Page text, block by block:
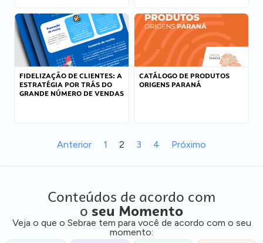
FIDELIZAÇÃO DE CLIENTES: A
ESTRATÉGIA POR TRÁS DO
GRANDE NÚMERO DE VENDAS
CATÁLOGO DE PRODUTOS
ORIGENS PARANÁ
Anterior 1 2 3 4 Próximo
Conteúdos de acordo com
o seu Momento
Veja o que o Sebrae tem para você de acordo com o seu
momento: